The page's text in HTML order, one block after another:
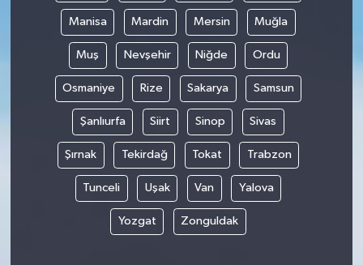
Manisa Mardin Mersin Muğla
Muş Nevşehir Niğde Ordu
Osmaniye Rize Sakarya Samsun
Şanlıurfa Siirt Sinop Sivas
Şırnak Tekirdağ Tokat Trabzon
Tunceli Uşak Van Yalova
Yozgat Zonguldak